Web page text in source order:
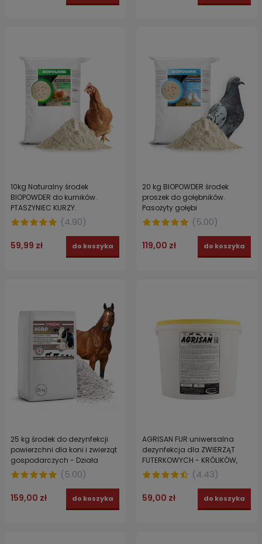
10kg Naturalny środek
BIOPOWDER do kurników.
PTASZYNIEC KURZY.
(4.90)
59,99 zł do koszyka
20 kg BIOPOWDER środek
proszek do gołębników.
Pasożyty gołębi
(5.00)
119,00 zł do koszyka
25 kg środek do dezynfekcji
powierzchni dla koni i zwierząt
gospodarczych - Działa
wirusobójczo, bakteriobójczo i
grzybobójczo STRONG AGRO
(5.00)
159,00 zł do koszyka
AGRISAN FUR uniwersalna
dezynfekcja dla ZWIERZĄT
FUTERKOWYCH - KRÓLIKÓW,
FRETEK i NOREK 5 kg
(4.43)
59,00 zł do koszyka